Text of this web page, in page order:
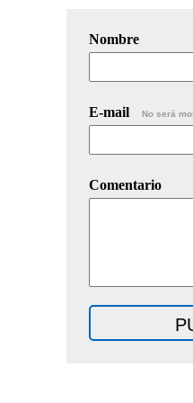
Nombre
E-mail No será
Comentario